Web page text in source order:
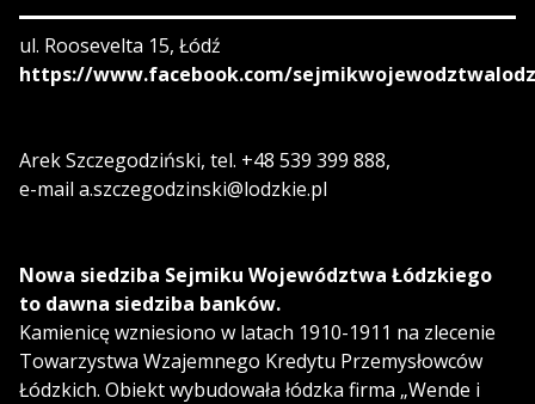
ul. Roosevelta 15, Łódź
https://www.facebook.com/
Arek Szczegodziński, tel. +48 539 399 888,
e-mail a.szczegodzinski@lodzkie.pl
Nowa siedziba Sejmiku Województwa Łódzkiego
to dawna siedziba banków.
Kamienicę wzniesiono w latach 1910-1911 na zlecenie
Towarzystwa Wzajemnego Kredytu Przemysłowców
Łódzkich. Obiekt wybudowała łódzka firma „Wende i